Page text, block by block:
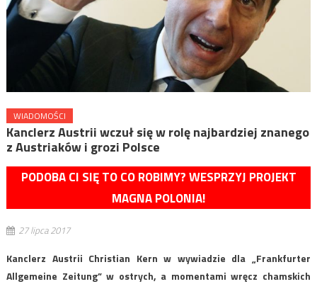
WIADOMOŚCI
Kanclerz Austrii wczuł się w rolę najbardziej znanego
z Austriaków i grozi Polsce
PODOBA CI SIĘ TO CO ROBIMY? WESPRZYJ PROJEKT
MAGNA POLONIA!
27 lipca 2017
Kanclerz Austrii Christian Kern w wywiadzie dla „Frankfurter
Allgemeine Zeitung” w ostrych, a momentami wręcz chamskich